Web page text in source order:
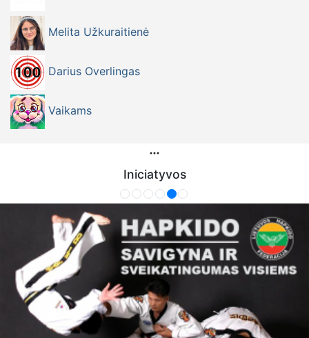
Melita Užkuraitienė
Darius Overlingas
Vaikams
Iniciatyvos